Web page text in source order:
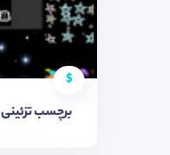
$
برچسب تزئینی ٣